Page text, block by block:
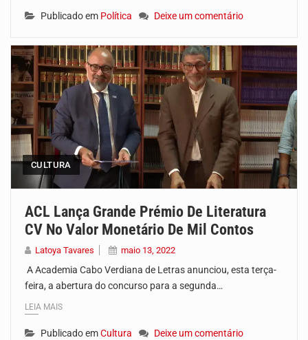
Publicado em Política Deixe um comentário
CULTURA
ACL Lança Grande Prémio De Literatura
CV No Valor Monetário De Mil Contos
Latoya Tavares maio 13, 2022
A Academia Cabo Verdiana de Letras anunciou, esta terça-
feira, a abertura do concurso para a segunda…
LEIA MAIS
Publicado emCultura Deixe um comentário